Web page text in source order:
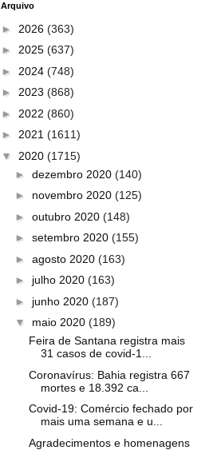
Arquivo
► 2026 (363)
► 2025 (637)
► 2024 (748)
► 2023 (868)
► 2022 (860)
► 2021 (1611)
▼ 2020 (1715)
► dezembro 2020 (140)
► novembro 2020 (125)
► outubro 2020 (148)
► setembro 2020 (155)
► agosto 2020 (163)
► julho 2020 (163)
► junho 2020 (187)
▼ maio 2020 (189)
Feira de Santana registra mais
31 casos de covid-1...
Coronavírus: Bahia registra 667
mortes e 18.392 ca...
Covid-19: Comércio fechado por
mais uma semana e u...
Agradecimentos e homenagens